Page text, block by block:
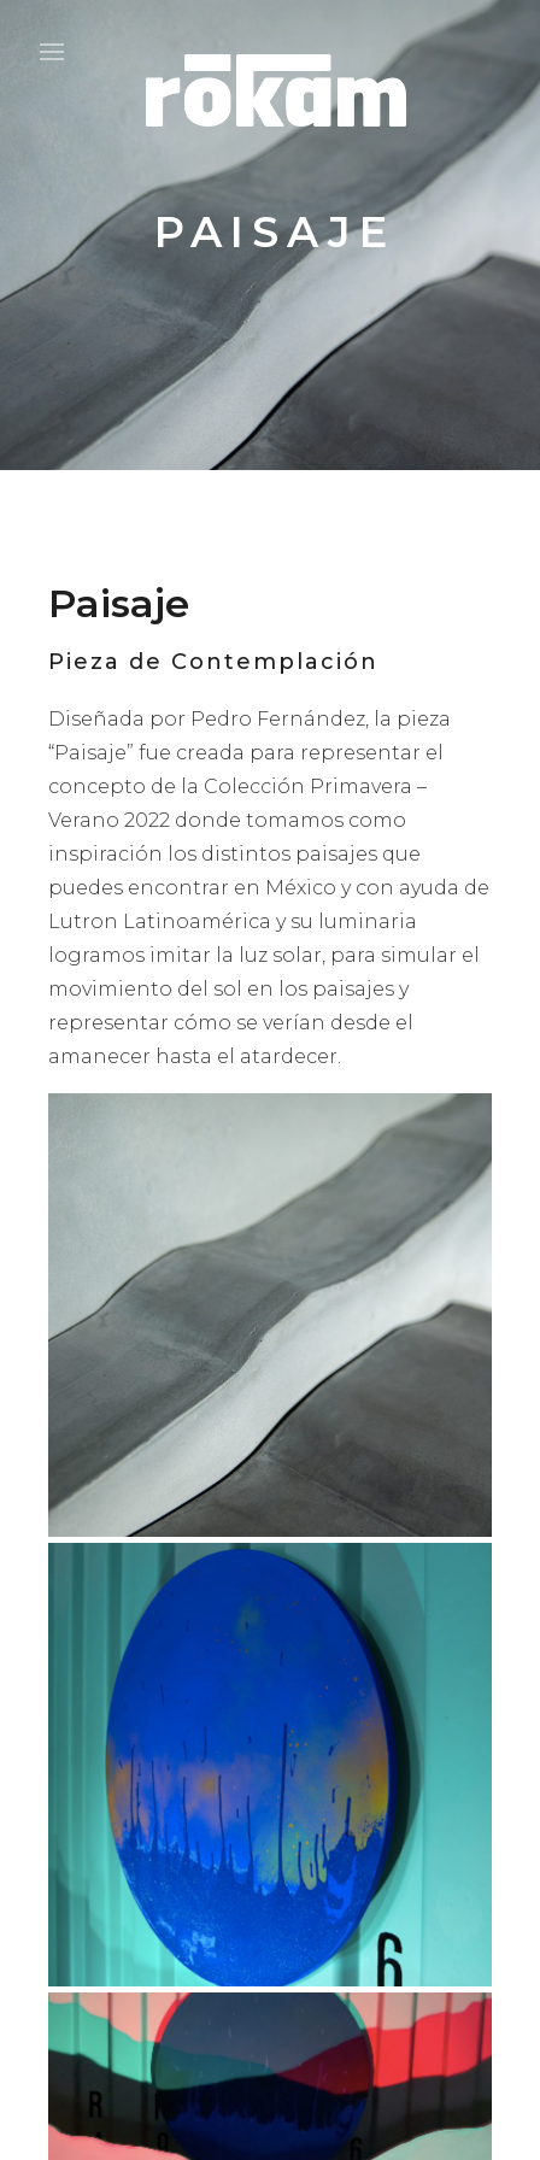
PAISAJE
Paisaje
Pieza de Contemplación
Diseñada por Pedro Fernández, la pieza
“Paisaje” fue creada para representar el
concepto de la Colección Primavera –
Verano 2022 donde tomamos como
inspiración los distintos paisajes que
puedes encontrar en México y con ayuda de
Lutron Latinoamérica y su luminaria
logramos imitar la luz solar, para simular el
movimiento del sol en los paisajes y
representar cómo se verían desde el
amanecer hasta el atardecer.